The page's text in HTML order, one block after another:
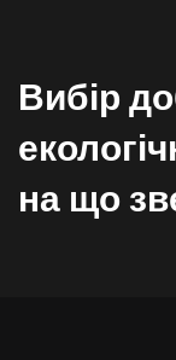
Вибір
на що